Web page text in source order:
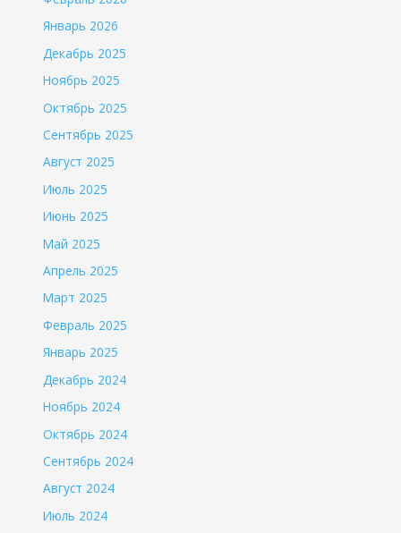
Январь 2026
Декабрь 2025
Ноябрь 2025
Октябрь 2025
Сентябрь 2025
Август 2025
Июль 2025
Июнь 2025
Май 2025
Апрель 2025
Март 2025
Февраль 2025
Январь 2025
Декабрь 2024
Ноябрь 2024
Октябрь 2024
Сентябрь 2024
Август 2024
Июль 2024